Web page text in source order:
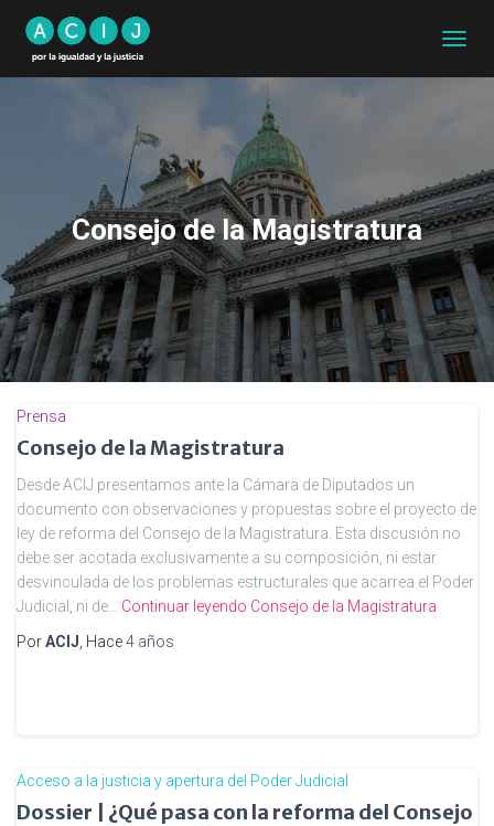
MODO
Consejo de la Magistratura
Prensa
Consejo de la Magistratura
Desde ACIJ presentamos ante la Cámara de Diputados un
documento con observaciones y propuestas sobre el proyecto de
ley de reforma del Consejo de la Magistratura. Esta discusión no
debe ser acotada exclusivamente a su composición, ni estar
desvinculada de los problemas estructurales que acarrea el Poder
Judicial, ni de… Continuar leyendo Consejo de la Magistratura
PorACIJ , Hace4 años
Acceso a la justicia y apertura del Poder Judicial
Dossier | ¿Qué pasa con la reforma del Consejo